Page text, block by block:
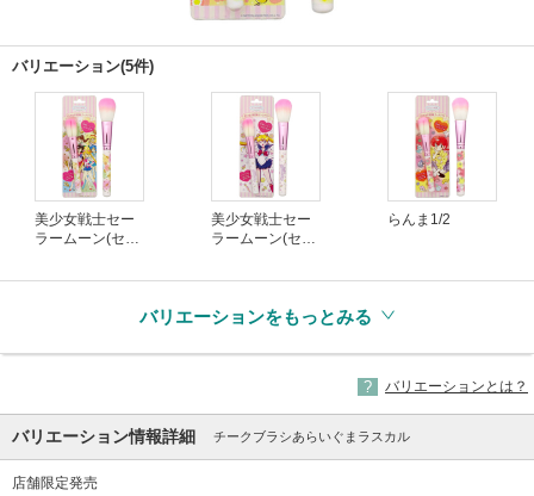
バリエーション(5件)
美少女戦士セー
ラームーン(セー
美少女戦士セー
ラームーン(セー
らんま1/2
バリエーションをもっとみる
バリエーションとは？
バリエーション情報詳細 チークブラシあらいぐまラスカル
店舗限定発売